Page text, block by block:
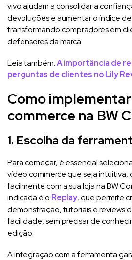
vivo ajudam a consolidar a
devoluções e aumentar o índice
transformando compradores em
defensores da marca.
Leia também:A importância de
perguntas de clientes no Lily
Como
commerce na BW
1. Escolha da
Para começar, é essencial
vídeo commerce que seja
facilmente com a sua loja na BW
indicada é o Replay, que permite
demonstração, tutoriais e reviews
facilidade, sem precisar de
edição.
A integração com a ferramenta